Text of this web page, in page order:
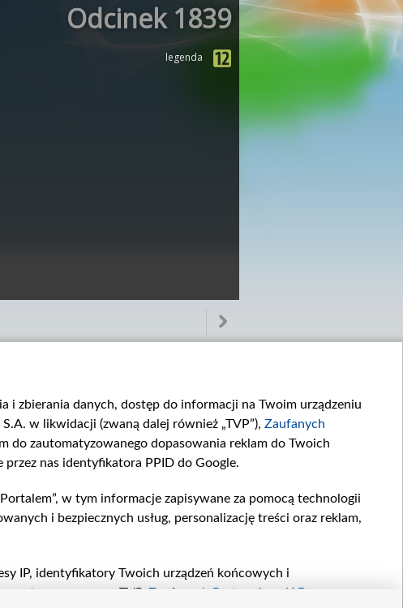
Odcinek 1839
legenda
Odcinek 3388
i zbierania danych, dostęp do informacji na Twoim urządzeniu
w likwidacji (zwaną dalej również „TVP”), Zaufanych
do zautomatyzowanego dopasowania reklam do Twoich
nas identyfikatora PPID do Google.
w tym informacje zapisywane za pomocą technologii
i bezpiecznych usług, personalizację treści oraz reklam,
IP, identyfikatory Twoich urządzeń końcowych i
przez TVP, Zaufanych Partnerów z IAB